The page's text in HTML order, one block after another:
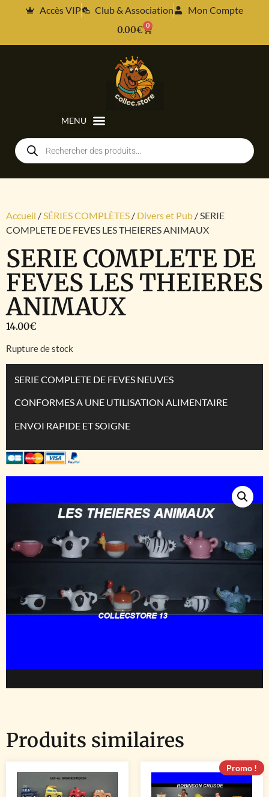
Accès VIP Club & Association
Mon Compte
0.00€ 0
Accueil /SÉRIES COMPLÈTES / Divers et Pub / SERIE
COMPLETE DE FEVES LES THEIERES ANIMAUX
SERIE COMPLETE DE
FEVES LES THEIERES
ANIMAUX
14.00€
Rupture de stock
SERIE COMPLETE DE FEVES NEUVES
CONFORMES A UNE UTILISATION ALIMENTAIRE
ENVOI RAPIDE ET SOIGNE
Produits similaires
Promo !